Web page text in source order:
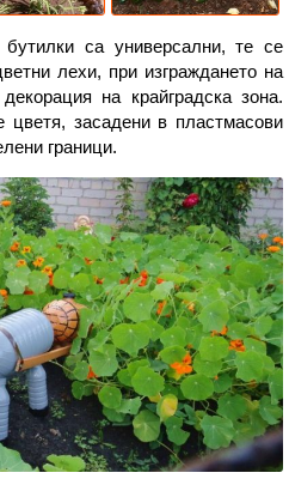
са универсални, те се
лехи, при изграждането на
на крайградска зона.
цветя, засадени в пластмасови
граници.